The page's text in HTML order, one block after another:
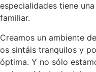
especialidades tiene
familiar.
Creamos un ambiente
os sintáis tranquilos y
óptima. Y no sólo